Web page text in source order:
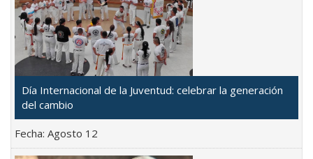
Día Internacional de la Juventud: celebrar la generación
del cambio
Fecha: Agosto 12